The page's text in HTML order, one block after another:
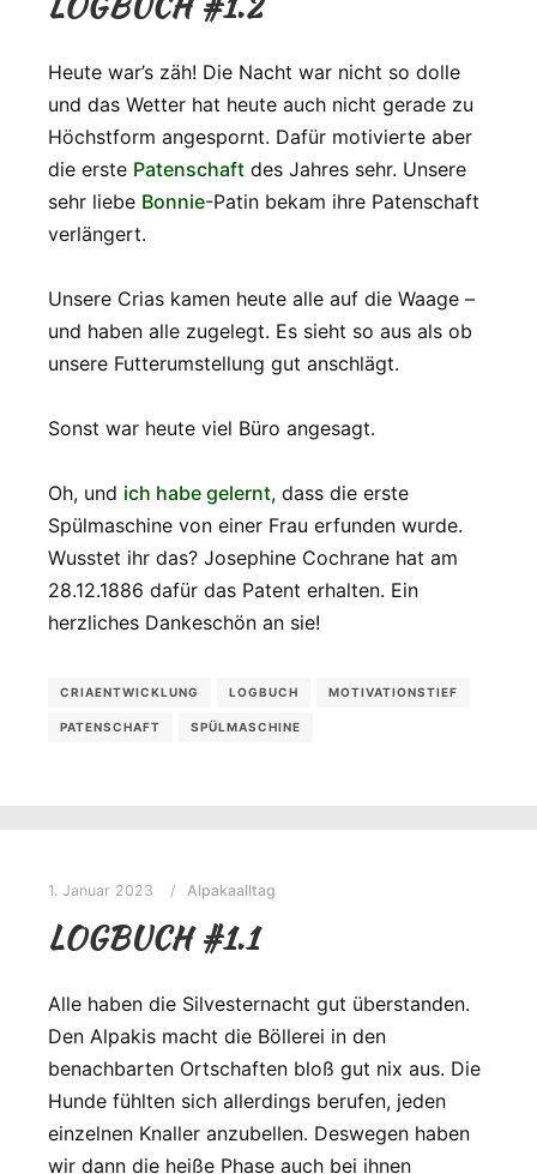
Heute war’s zäh! Die Nacht war nicht so dolle
und das Wetter hat heute auch nicht gerade zu
Höchstform angespornt. Dafür motivierte aber
die erste Patenschaft des Jahres sehr. Unsere
sehr liebe Bonnie-Patin bekam ihre Patenschaft
verlängert.
Unsere Crias kamen heute alle auf die Waage –
und haben alle zugelegt. Es sieht so aus als ob
unsere Futterumstellung gut anschlägt.
Sonst war heute viel Büro angesagt.
Oh, und ich habe gelernt, dass die erste
Spülmaschine von einer Frau erfunden wurde.
Wusstet ihr das? Josephine Cochrane hat am
28.12.1886 dafür das Patent erhalten. Ein
herzliches Dankeschön an sie!
CRIAENTWICKLUNG LOGBUCH MOTIVATIONSTIEF
PATENSCHAFT SPÜLMASCHINE
1. Januar 2023 Alpakaalltag
LOGBUCH #1.1
Alle haben die Silvesternacht gut überstanden.
Den Alpakis macht die Böllerei in den
benachbarten Ortschaften bloß gut nix aus. Die
Hunde fühlten sich allerdings berufen, jeden
einzelnen Knaller anzubellen. Deswegen haben
wir dann die heiße Phase auch bei ihnen